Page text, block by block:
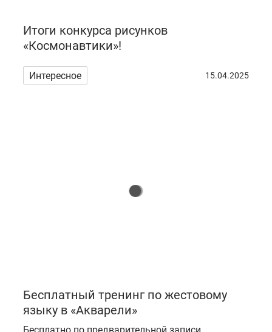
Итоги конкурса рисунков
«Космонавтики»!
Интересное 15.04.2025
Бесплатный тренинг по жестовому
языку в «Акварели»
Бесплатно по предварительной записи